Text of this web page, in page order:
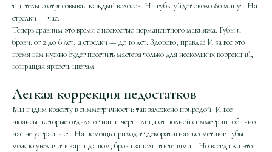
тщательно отрисовывая каждый волосок. На губы уйдет около 80 минут. На
стрелки — час.
Теперь сравним это время с носкостью перманентного макияжа. Губы и
брови: от 2 до 6 лет, а стрелки — до 10 лет. Здорово, правда? И за все это
время вам нужно будет посетить мастера только для нескольких коррекций,
возвращая яркость цветам.
Легкая коррекция недостатков
Мы видим красоту в симметричности: так заложено природой. И все
нюансы, которые отдаляют наши черты лица от полной симметрии, обычно
нас не устраивают. На помощь приходит декоративная косметика: губы
можно увеличить карандашом, брови заполнить тенями… Но всегда ли это